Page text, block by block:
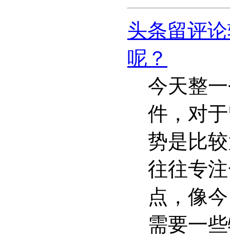
头条留评
呢？
今天整
件，对
势是比
往往专
点，像
需要一